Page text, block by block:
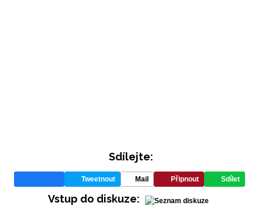
Sdílejte:
Tweetnout Mail Připnout Sdílet
Vstup do diskuze: